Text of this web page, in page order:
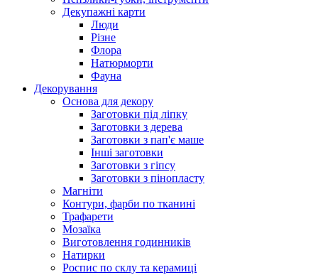
Декупажні карти
Люди
Різне
Флора
Натюрморти
Фауна
Декорування
Основа для декору
Заготовки під ліпку
Заготовки з дерева
Заготовки з пап'є маше
Інші заготовки
Заготовки з гіпсу
Заготовки з пінопласту
Магніти
Контури, фарби по тканині
Трафарети
Мозаїка
Виготовлення годинників
Натирки
Роспис по склу та керамиці